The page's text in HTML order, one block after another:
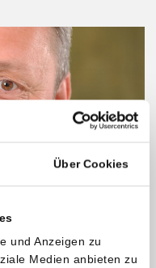
Über Cookies
und Anzeigen zu
Medien anbieten zu